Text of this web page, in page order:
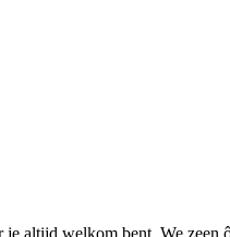
je altijd welkom bent. We zeen